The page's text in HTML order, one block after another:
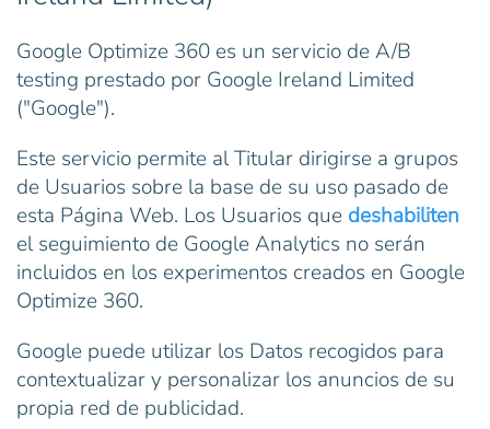
Google Optimize 360 es un servicio de A/B
testing prestado por Google Ireland Limited
("Google").
Este servicio permite al Titular dirigirse a grupos
de Usuarios sobre la base de su uso pasado de
esta Página Web. Los Usuarios que deshabiliten
el seguimiento de Google Analytics no serán
incluidos en los experimentos creados en Google
Optimize 360.
Google puede utilizar los Datos recogidos para
contextualizar y personalizar los anuncios de su
propia red de publicidad.